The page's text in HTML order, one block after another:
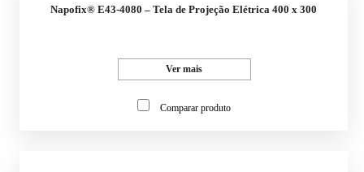
Napofix® E43-4080 – Tela de Projeção Elétrica 400 x 300
Ver mais
Comparar produto